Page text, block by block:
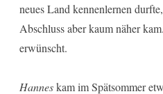
neues Land kennenlernen
Abschluss aber kaum näher
erwünscht.
Hanneskam im Spätsommer